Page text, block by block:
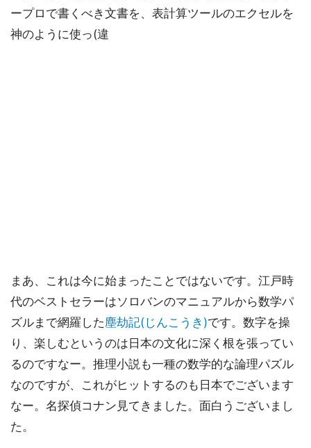
ープロで書くべき文書を、表計算ツールのエクセルを
神のように使っ(違
まあ、これは今に始まったことではないです。江戸時
代のベストセラーはソロバンのマニュアルから数学パ
ズルまで網羅した塵劫記(じんこうき)です。数字を操
り、楽しむというのは日本の文化に深く根を張ってい
るのですなー。推理小説も一種の数学的な論理パズル
なのですが、これがヒットするのも日本でございます
なー。名探偵コナン見てきました。面白うございまし
た。